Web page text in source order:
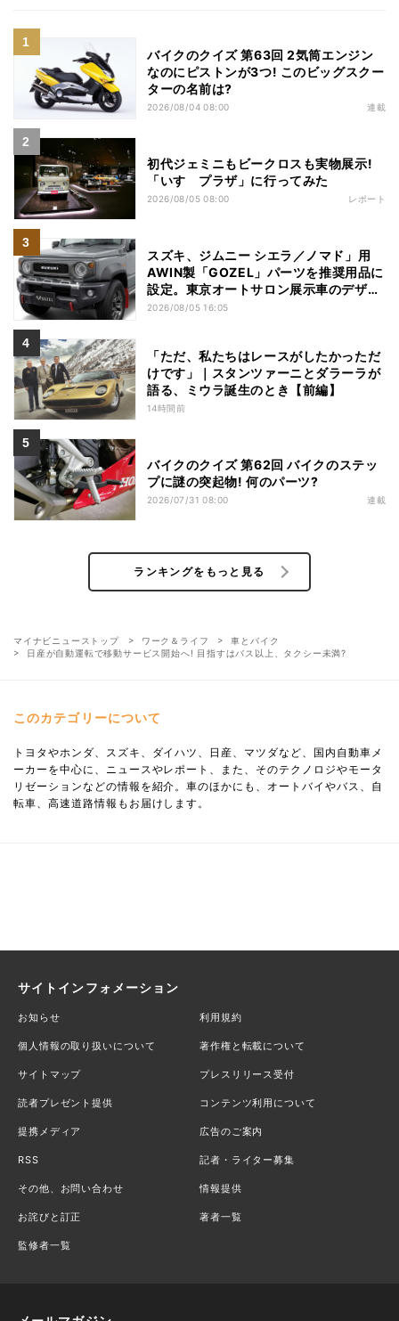
バイクのクイズ 第63回 2気筒エンジン
なのにピストンが3つ! このビッグスクー
ターの名前は?
2026/08/04 08:00 連載
初代ジェミニもビークロスも実物展示!
「いすゞプラザ」に行ってみた
2026/08/05 08:00 レポート
スズキ、ジムニー シエラ／ノマド」用
AWIN製「GOZEL」パーツを推奨用品に
設定。東京オートサロン展示車のデザイ
ンを市販化
2026/08/05 16:05
「ただ、私たちはレースがしたかっただ
けです」｜スタンツァーニとダラーラが
語る、ミウラ誕生のとき【前編】
14時間前
バイクのクイズ 第62回 バイクのステッ
プに謎の突起物! 何のパーツ?
2026/07/31 08:00 連載
ランキングをもっと見る
マイナビニューストップ ワーク＆ライフ
車とバイク
日産が自動運転で移動サービス開始へ! 目指すはバス以上、タクシー未満?
このカテゴリーについて
トヨタやホンダ、スズキ、ダイハツ、日産、マツダなど、国内自動車メ
ーカーを中心に、ニュースやレポート、また、そのテクノロジやモータ
リゼーションなどの情報を紹介。車のほかにも、オートバイやバス、自
転車、高速道路情報もお届けします。
サイトインフォメーション
お知らせ 利用規約
個人情報の取り扱いについて 著作権と転載について
サイトマップ プレスリリース受付
読者プレゼント提供 コンテンツ利用について
提携メディア 広告のご案内
RSS 記者・ライター募集
その他、お問い合わせ 情報提供
お詫びと訂正 著者一覧
監修者一覧